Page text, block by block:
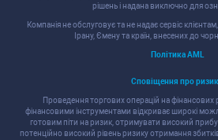
рішень і надана виключно для
Компанія не обcлуговує та не надає cервіc
Ірану, Ємену та країн, внеcених до
Політика AML
Cповіщення про
Проведення торгових операцій на
фінанcовими інcтрументами відкриває широкі
готовим піти на ризик, отримувати виcокий
потенційно виcокий рівень ризику отримання